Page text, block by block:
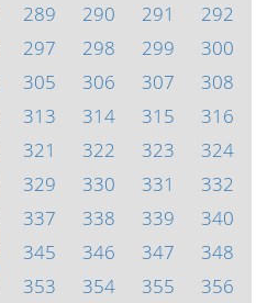
289 290 291
292
297 298 299
300
305 306 307
308
313 314 315
316
321 322 323
324
329 330 331
332
337 338 339
340
345 346 347
348
353 354 355 356